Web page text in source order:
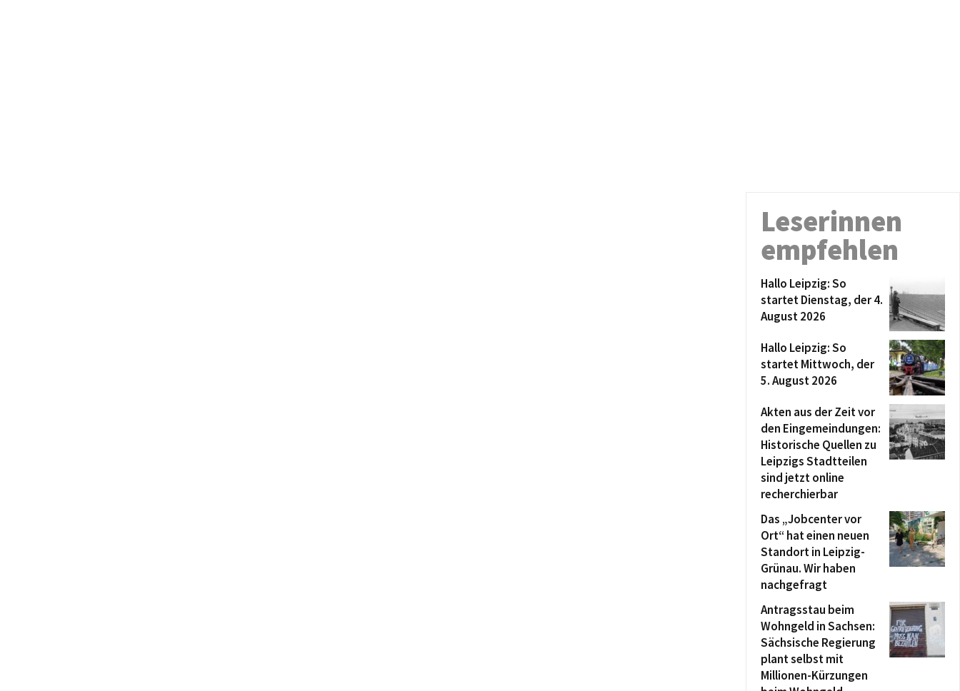
Leserinnen
empfehlen
Hallo Leipzig: So
startet Dienstag, der 4.
August 2026
Hallo Leipzig: So
startet Mittwoch, der
5. August 2026
Akten aus der Zeit vor
den Eingemeindungen:
Historische Quellen zu
Leipzigs Stadtteilen
sind jetzt online
recherchierbar
Das „Jobcenter vor
Ort“ hat einen neuen
Standort in Leipzig-
Grünau. Wir haben
nachgefragt
Antragsstau beim
Wohngeld in Sachsen:
Sächsische Regierung
plant selbst mit
Millionen-Kürzungen